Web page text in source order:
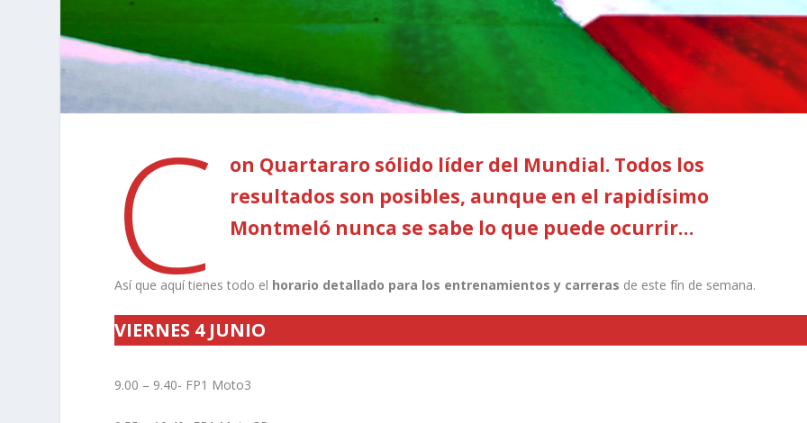
C
on Quartararo sólido líder del Mundial. Todos los
resultados son posibles, aunque en el rapidísimo
Montmeló nunca se sabe lo que puede ocurrir…
Así que aquí tienes todo el horario detallado para los entrenamientos y carreras de este fín de semana.
VIERNES 4 JUNIO
9.00 – 9.40- FP1 Moto3